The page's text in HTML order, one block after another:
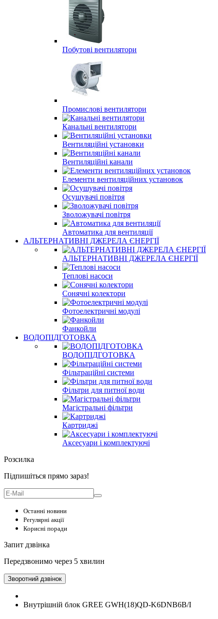
Побутові вентилятори
Промислові вентилятори
Канальні вентилятори
Вентиляційні установки
Вентиляційні канали
Елементи вентиляційних установок
Осушувачі повітря
Зволожувачі повітря
Автоматика для вентиляції
АЛЬТЕРНАТИВНІ ДЖЕРЕЛА ЄНЕРГІЇ
АЛЬТЕРНАТИВНІ ДЖЕРЕЛА ЄНЕРГІЇ
Теплові насоси
Сонячні колектори
Фотоелектричні модулі
Фанкойли
ВОДОПІДГОТОВКА
ВОДОПІДГОТОВКА
Фільтраційні системи
Фільтри для питної води
Магістральні фільтри
Картриджі
Аксесуари і комплектуючі
Розсилка
Підпишіться прямо зараз!
Останні новини
Регулярні акції
Корисні поради
Запит дзвінка
Передзвонимо через 5 хвилин
Зворотний дзвінок
Внутрішній блок GREE GWH(18)QD-K6DNB6B/I